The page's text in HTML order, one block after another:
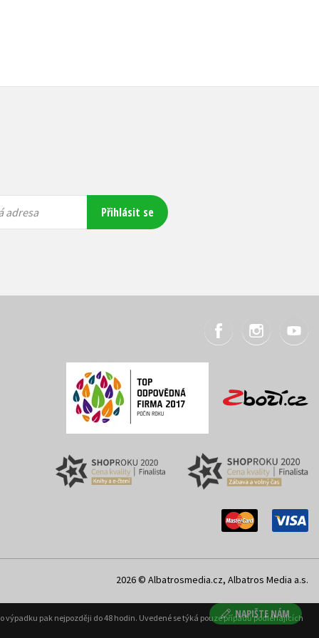
NAPIŠTE NÁM
adresa Přihlásit se
2026 © Albatrosmedia.cz, Albatros Media a.s.
pak nejpozději do 48 hodin. Uvedené se týká pouze případů podléhajících